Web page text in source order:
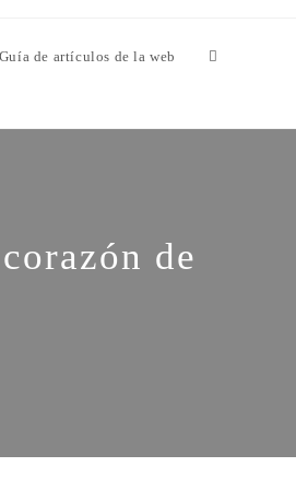
Guía de artículos de la web
de